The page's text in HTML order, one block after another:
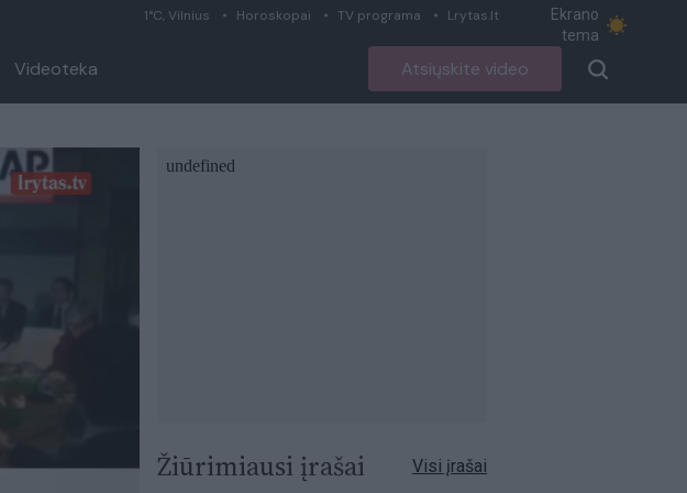
1°C, Vilnius Horoskopai TV programa Lrytas.lt
Ekrano
tema
Videoteka Atsiųskite video
Žiūrimiausi įrašai Visi įrašai